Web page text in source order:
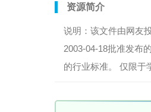
资源简介
说明：该文件由网友
2003-04-18批准发布
的行业标准。 仅限于